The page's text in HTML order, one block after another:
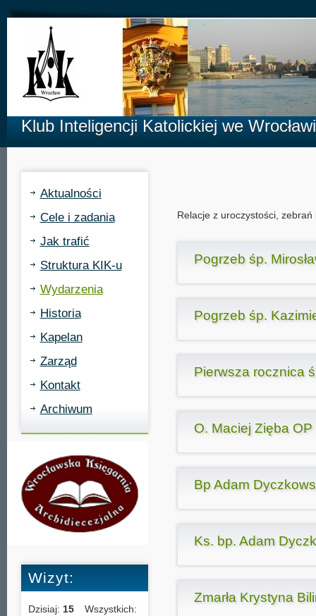
Klub Inteligencji Katolickiej we
Aktualności
Cele i zadania
Jak trafić
Struktura KIK-u
Wydarzenia
Historia
Kapelan
Zarząd
Kontakt
Archiwum
Wizyt:
Dzisiaj: 15
Wszystkich:
Relacje z uroczystości, zebrań
Pogrzeb śp.
Pogrzeb śp.
Pierwsza rocznica
O. Maciej Zięba OP
Bp Adam
Ks. bp. Adam
Zmarła Krystyna